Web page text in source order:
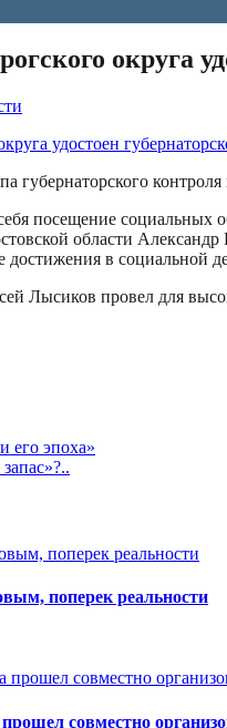
округа
губернаторского
посещение социальных
области
достижения в социальной
Лысиков провел для
его эпоха»
поперек реальности
совместно